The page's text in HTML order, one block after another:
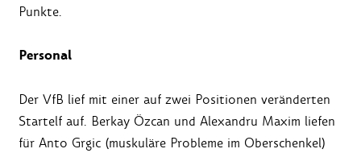
Punkte.
Personal
Der VfB lief mit einer auf zwei Positionen veränderten
Startelf auf. Berkay Özcan und Alexandru Maxim liefen
für Anto Grgic (muskuläre Probleme im Oberschenkel)